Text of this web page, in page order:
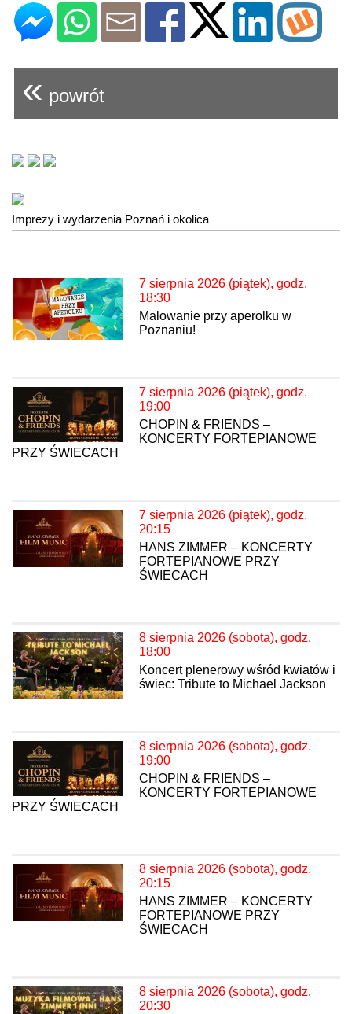
« powrót
Imprezy i wydarzenia Poznań i okolica
7 sierpnia 2026 (piątek), godz.
18:30
Malowanie przy aperolku w
Poznaniu!
7 sierpnia 2026 (piątek), godz.
19:00
CHOPIN & FRIENDS –
KONCERTY FORTEPIANOWE
PRZY ŚWIECACH
7 sierpnia 2026 (piątek), godz.
20:15
HANS ZIMMER – KONCERTY
FORTEPIANOWE PRZY
ŚWIECACH
8 sierpnia 2026 (sobota), godz.
18:00
Koncert plenerowy wśród kwiatów i
świec: Tribute to Michael Jackson
8 sierpnia 2026 (sobota), godz.
19:00
CHOPIN & FRIENDS –
KONCERTY FORTEPIANOWE
PRZY ŚWIECACH
8 sierpnia 2026 (sobota), godz.
20:15
HANS ZIMMER – KONCERTY
FORTEPIANOWE PRZY
ŚWIECACH
8 sierpnia 2026 (sobota), godz.
20:30